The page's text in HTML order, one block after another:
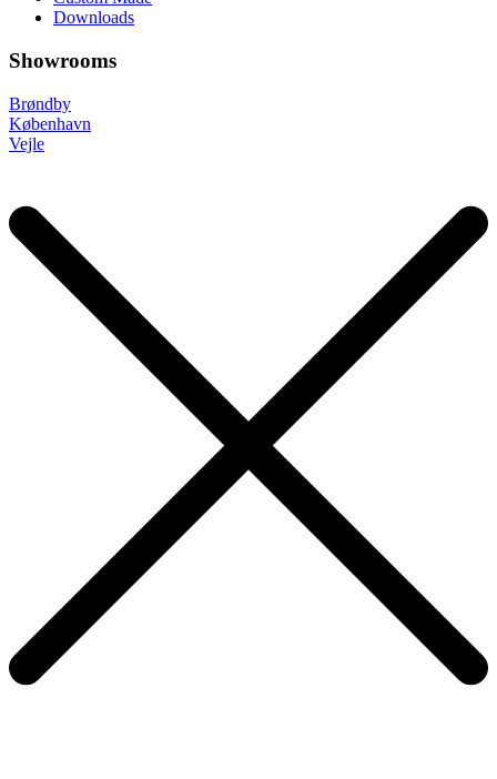
Downloads
Showrooms
Brøndby
København
Vejle